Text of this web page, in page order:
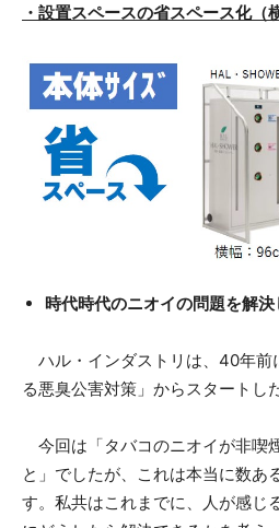
・設置スペースの省スペース化（
時代時代のニオイの問題を解決
ハル・インダストリは、40年前
る悪臭公害対策」からスタートし
今回は「タバコのニオイが非喫
と」でしたが、これは本当に数あ
す。私共はこれまでに、人が感じ